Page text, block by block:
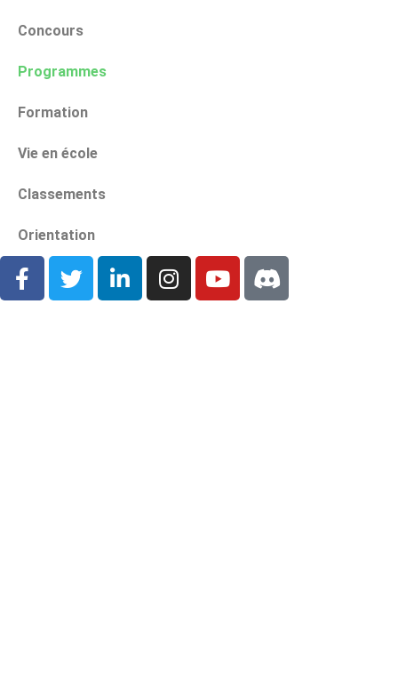
Concours
Programmes
Formation
Vie en école
Classements
Orientation